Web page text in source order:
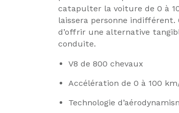
catapulter la voiture de 0 à
laissera personne
d’offrir une alternative
conduite.
V8 de 800 chevaux
Accélération de 0 à 100
Technologie